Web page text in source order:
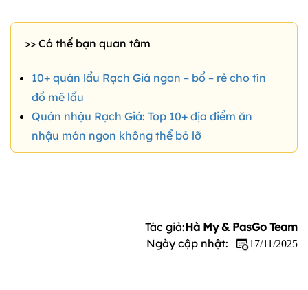
>> Có thể bạn quan tâm
10+ quán lẩu Rạch Giá ngon – bổ – rẻ cho tín
đồ mê lẩu
Quán nhậu Rạch Giá: Top 10+ địa điểm ăn
nhậu món ngon không thể bỏ lỡ
Tác giả:Hà My & PasGo Team
Ngày cập nhật:
17/11/2025